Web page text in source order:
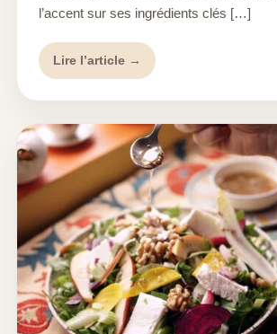
l’accent sur ses ingrédients clés […]
Lire l’article →